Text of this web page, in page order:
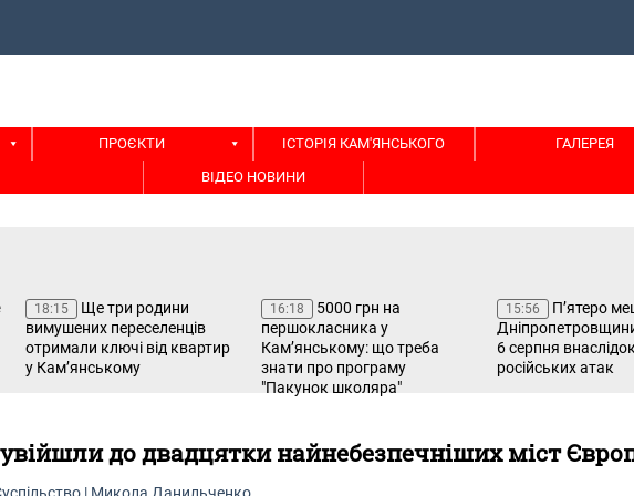
ПРОЄКТИ ІСТОРІЯ КАМ'ЯНСЬКОГО ГАЛЕРЕЯ
ВІДЕО НОВИНИ
18:15
Ще три родини
вимушених переселенців
отримали ключі від квартир
у Кам’янському
16:18
5000 грн на
першокласника у
Кам’янському: що треба
знати про програму
"Пакунок школяра"
15:56
П’ятеро
6 серпня внаслідок
російських атак
до двадцятки найнебезпечніших міст